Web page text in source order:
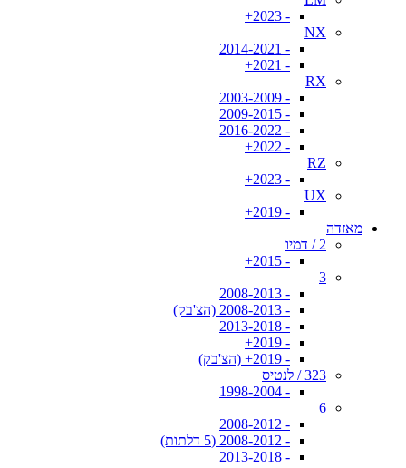
- 2023+
NX
- 2014-2021
- 2021+
RX
- 2003-2009
- 2009-2015
- 2016-2022
- 2022+
RZ
- 2023+
UX
- 2019+
מאזדה
2 / דמיו
- 2015+
3
- 2008-2013
- 2008-2013 (הצ'בק)
- 2013-2018
- 2019+
- 2019+ (הצ'בק)
323 / לנטיס
- 1998-2004
6
- 2008-2012
- 2008-2012 (5 דלתות)
- 2013-2018